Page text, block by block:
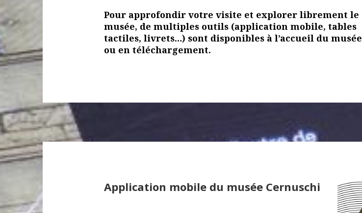
Pour approfondir votre visite et explorer librement le
musée, de multiples outils (application mobile, tables
tactiles, livrets…) sont disponibles à l’accueil du musée
ou en téléchargement.
Application mobile du musée Cernuschi